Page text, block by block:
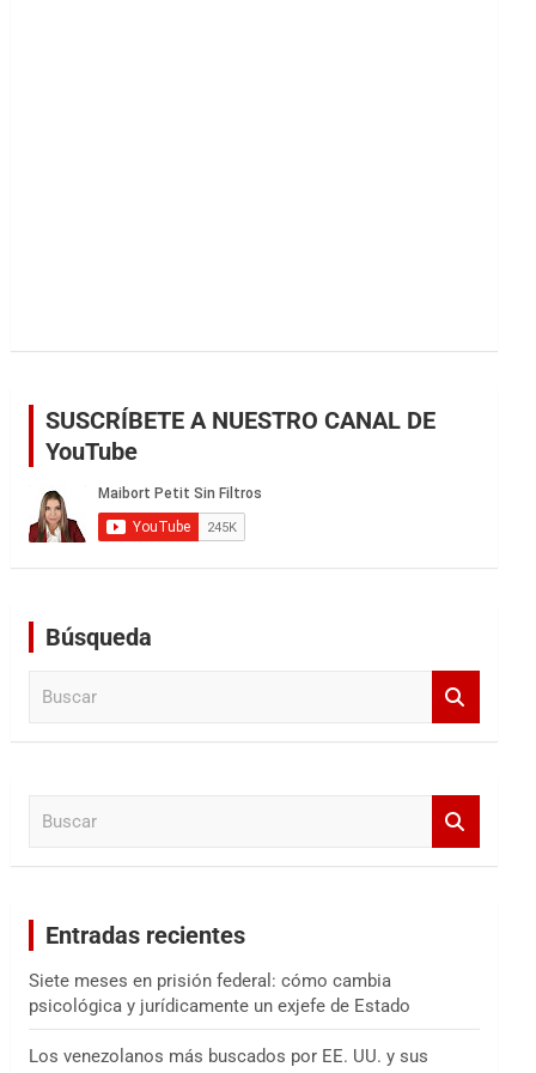
SUSCRÍBETE A NUESTRO CANAL DE
YouTube
Búsqueda
Entradas recientes
Siete meses en prisión federal: cómo cambia
psicológica y jurídicamente un exjefe de Estado
Los venezolanos más buscados por EE. UU. y sus